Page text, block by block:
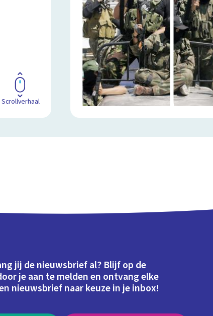
Scrollverhaal
jij de nieuwsbrief al? Blijf op de
je aan te melden en ontvang elke
nieuwsbrief naar keuze in je inbox!